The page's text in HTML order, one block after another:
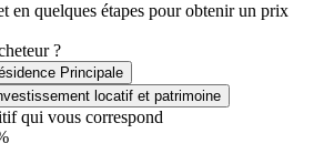
en quelques étapes pour obtenir un prix
?
Principale
locatif et patrimoine
qui vous correspond